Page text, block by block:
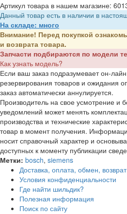
Артикул товара в нашем магазине:
Данный товар есть в наличии в
На складе: много
Внимание! Перед покупкой
и возврата товара.
Запчасти подбираются по модели
Как узнать модель?
Если ваш заказ подразумевает он-
резервирования товаров и ожидания
заказ автоматически аннулируется.
Производитель на свое усмотрение и
уведомлений может менять
производства и технические
товар в момент получения.
носит справочный характер и
доступных к моменту публикации
Метки: bosch, siemens
Доставка, оплата, обмен, возврат
Условия конфиденциальности
Где найти шильдик?
Полезная информация
Поиск по сайту